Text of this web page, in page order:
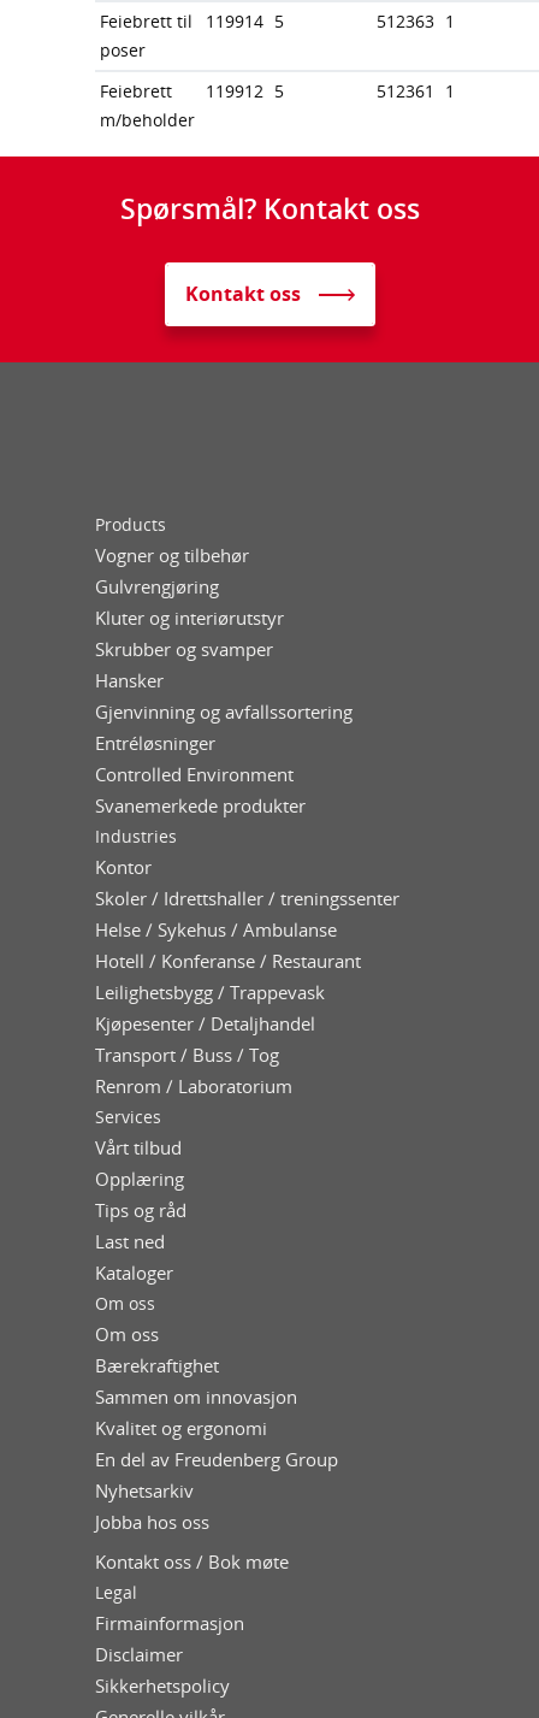
Feiebrett til
poser
119914 5 512363 1
Feiebrett
m/beholder
119912 5 512361 1
Spørsmål? Kontakt oss
Kontakt oss
Products
Vogner og tilbehør
Gulvrengjøring
Kluter og interiørutstyr
Skrubber og svamper
Hansker
Gjenvinning og avfallssortering
Entréløsninger
Controlled Environment
Svanemerkede produkter
Industries
Kontor
Skoler / Idrettshaller / treningssenter
Helse / Sykehus / Ambulanse
Hotell / Konferanse / Restaurant
Leilighetsbygg / Trappevask
Kjøpesenter / Detaljhandel
Transport / Buss / Tog
Renrom / Laboratorium
Services
Vårt tilbud
Opplæring
Tips og råd
Last ned
Kataloger
Om oss
Om oss
Bærekraftighet
Sammen om innovasjon
Kvalitet og ergonomi
En del av Freudenberg Group
Nyhetsarkiv
Jobba hos oss
Kontakt oss / Bok møte
Legal
Firmainformasjon
Disclaimer
Sikkerhetspolicy